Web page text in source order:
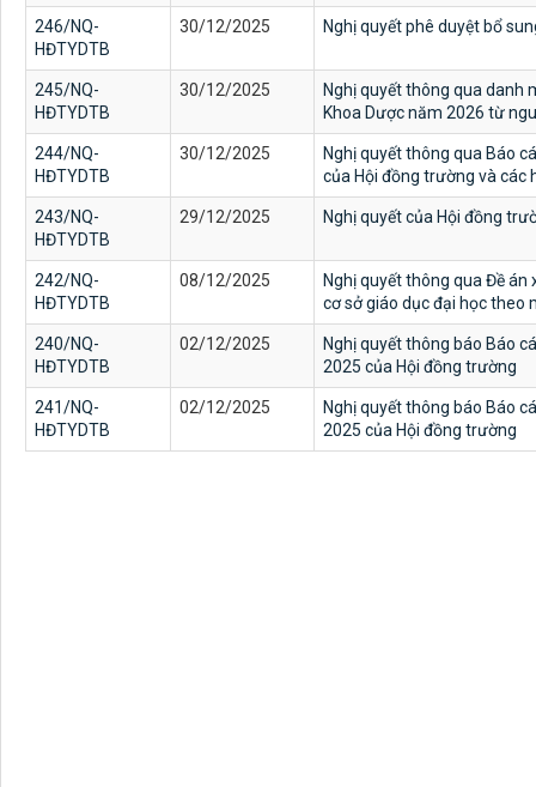
246/NQ-
HĐTYDTB
30/12/2025 Nghị quyết phê duyệt bổ
245/NQ-
HĐTYDTB
30/12/2025
Nghị quyết thông qua danh
Khoa Dược năm 2026 từ
244/NQ-
HĐTYDTB
30/12/2025
Nghị quyết thông qua Báo
của Hội đồng trường và các
243/NQ-
HĐTYDTB
29/12/2025 Nghị quyết của Hội đồng
242/NQ-
HĐTYDTB
08/12/2025
Nghị quyết thông qua Đề
cơ sở giáo dục đại học theo
240/NQ-
HĐTYDTB
02/12/2025
Nghị quyết thông báo Báo
2025 của Hội đồng trường
241/NQ-
HĐTYDTB
02/12/2025
Nghị quyết thông báo Báo
2025 của Hội đồng trường